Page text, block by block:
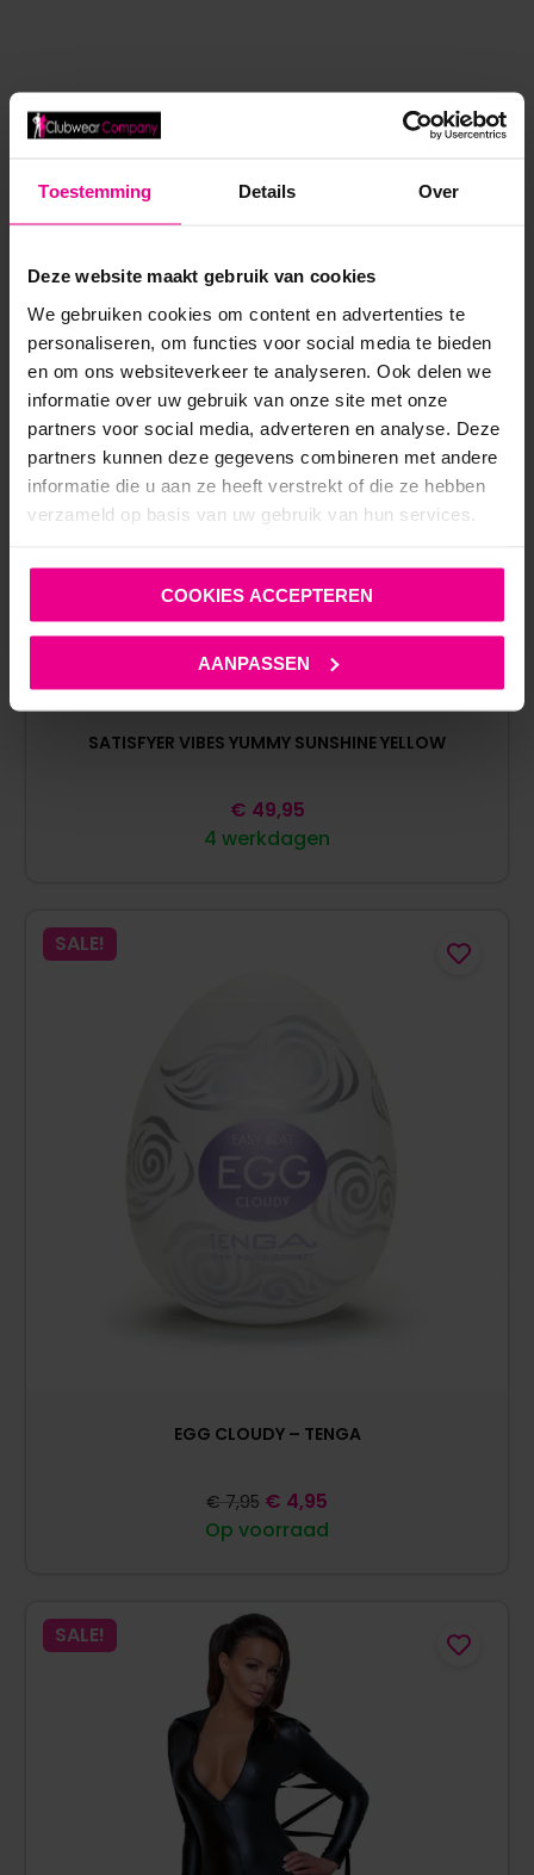
Toestemming Details Over
Deze website maakt gebruik van cookies
We gebruiken cookies om content en advertenties te
personaliseren, om functies voor social media te bieden
en om ons websiteverkeer te analyseren. Ook delen we
informatie over uw gebruik van onze site met onze
partners voor social media, adverteren en analyse. Deze
partners kunnen deze gegevens combineren met andere
informatie die u aan ze heeft verstrekt of die ze hebben
verzameld op basis van uw gebruik van hun services.
COOKIES ACCEPTEREN
AANPASSEN
SATISFYER VIBES YUMMY SUNSHINE YELLOW
4 werkdagen
€ 49,95
SALE!
EGG CLOUDY – TENGA
Op voorraad
€ 7,95 € 4,95
SALE!